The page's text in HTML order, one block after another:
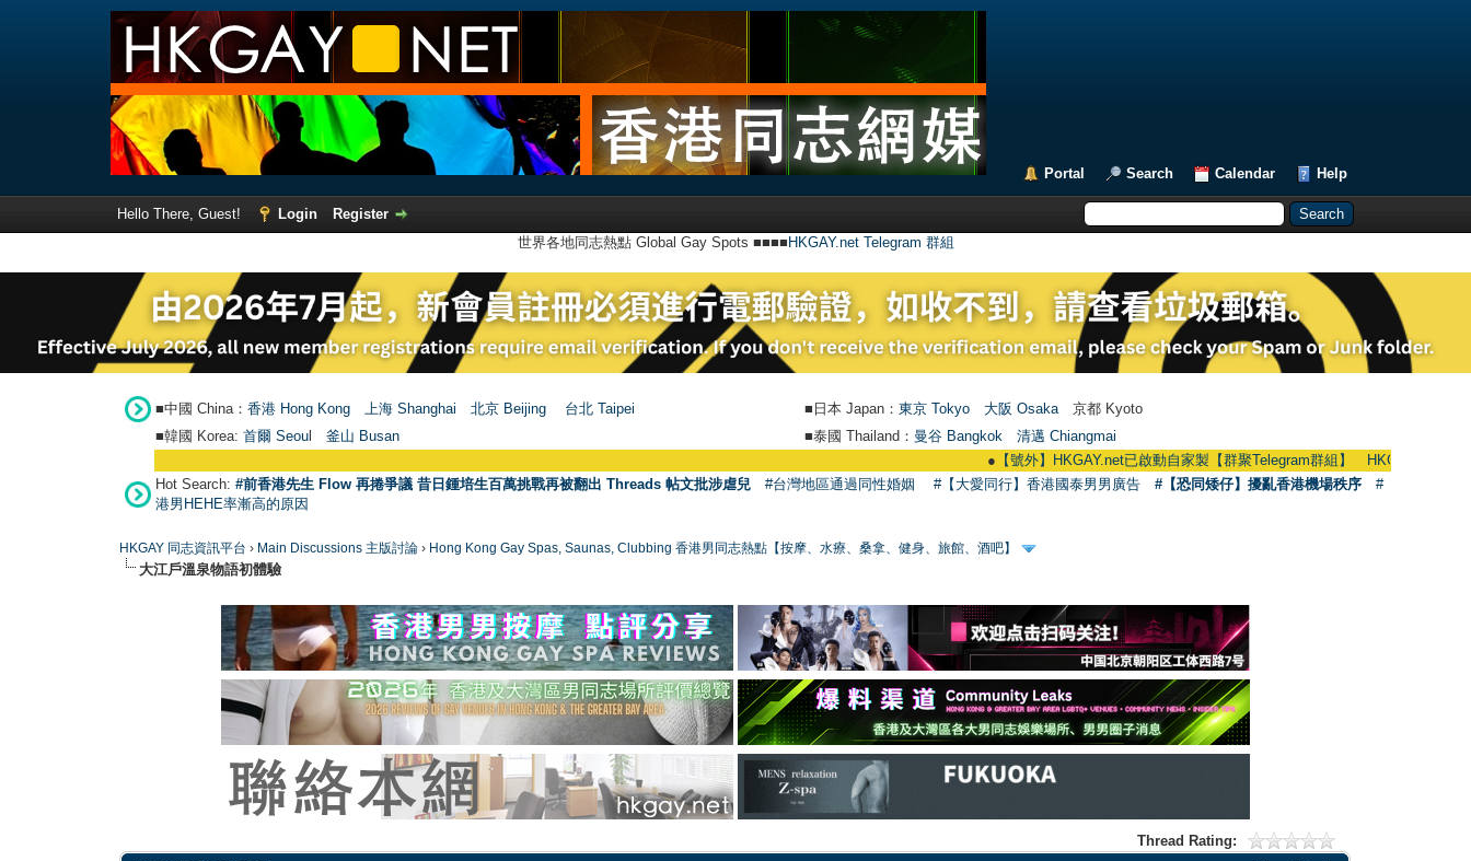
Portal Search Calendar Help
Hello There, Guest! Login
Register
世界各地同志熱點 Global Gay Spots ■■■■ HKGAY.net Telegram 群組
■中國 China： 香港 Hong Kong 上海 Shanghai 北京 Beijing 台北 Taipei ■日本 Japan： 東京 Tokyo 大阪 Osaka 京都 Kyoto
■韓國 Korea: 首爾 Seou 釜山 Busan ■泰國 Thailand： 曼谷 Bangkok
清邁 Chiangmai
【號外】HKGAY.net已啟動自家製【群聚Telegram群組】 HKGAY.net has already
Hot Search: #前香港先生 Flow 再捲爭議 昔日鍾培生百萬挑戰再被翻出 Threads 帖文批涉虐兒 #台灣地區通過同性婚姻 #【大愛同行】香港國泰男男廣告 #【恐同矮仔】擾亂香港機場秩序
#
港男HEHE率漸高的原因
HKGAY 同志資訊平台 › Main Discussions 主版討論 › Hong Kong Gay Spas, Saunas, Clubbing 香港男同志熱點【按摩、水療、桑拿、健身、旅館、酒吧】
大江戶溫泉物語初體驗
Thread Rating: